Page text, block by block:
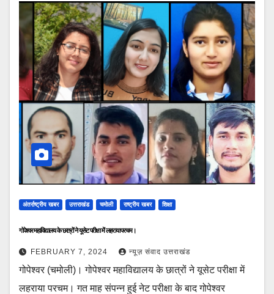
अंतर्राष्ट्रीय खबर उत्तराखंड चमोली राष्ट्रीय खबर शिक्षा
गोपेश्वर महाविद्यालय के छात्रों ने यूसेट परीक्षा में लहराया परचम।
FEBRUARY 7, 2024 न्यूज़ संवाद उत्तराखंड
गोपेश्वर (चमोली)। गोपेश्वर महाविद्यालय के छात्रों ने यूसेट परीक्षा में
लहराया परचम। गत माह संपन्न हुई नेट परीक्षा के बाद गोपेश्वर